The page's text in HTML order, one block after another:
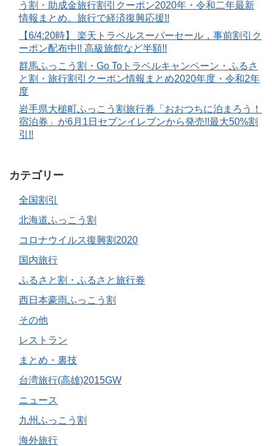
う割・助成金旅行割引クーポン2020年・令和二年最新
情報まとめ。旅行で経済復興応援!!
【6/4:20時】 楽天トラベルスーパーセール，事前割引ク
ーポン配布中!! 高級旅館など半額!!
群馬ふっこう割・Go Toトラベルキャンペーン・ふるさ
と割・旅行割引クーポン情報まとめ2020年度・令和2年
度
岩手県大槌町ふっこう割旅行券「おおつちに泊まろう！
宿泊券」が6月1日セブンイレブンから発売!!最大50%割
引!!
カテゴリー
全国割引
北海道ふっこう割
コロナウイルス復興割2020
国内旅行
ふるさと割・ふるさと旅行券
西日本豪雨ふっこう割
その他
レストラン
まとめ・裏技
台湾旅行(高雄)2015GW
ニュース
九州ふっこう割
海外旅行